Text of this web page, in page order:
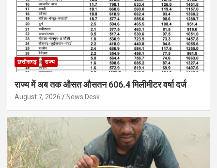
छत्तीसगढ़ राज्य
राज्य में अब तक औसत औसतन 606.4 मिलीमीटर वर्षा दर्ज
August 7, 2026 News Desk